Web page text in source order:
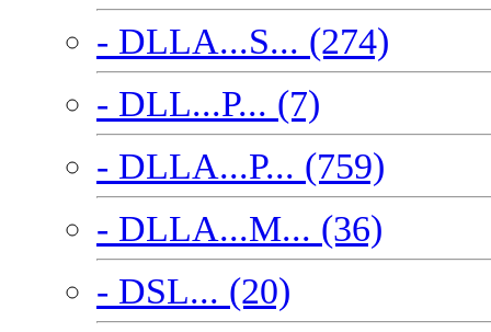
- DLLA...S... (274)
- DLL...P... (7)
- DLLA...P... (759)
- DLLA...M... (36)
- DSL... (20)